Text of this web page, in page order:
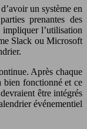
un système en
prenantes des
l’utilisation
Slack ou Microsoft
Après chaque
bien fonctionné et ce
être intégrés
événementiel